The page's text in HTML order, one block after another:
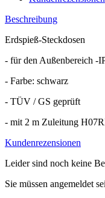
Beschreibung
Erdspieß-Steckdosen
- für den Außenbereich -
- Farbe: schwarz
- TÜV / GS geprüft
- mit 2 m Zuleitung
Kundenrezensionen
Leider sind noch keine
Sie müssen angemeldet